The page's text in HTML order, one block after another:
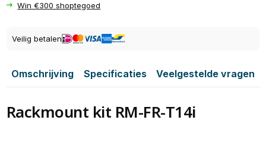
Win €300 shoptegoed
Veilig betalen
Omschrijving Specificaties Veelgestelde vragen
Rackmount kit RM-FR-T14i